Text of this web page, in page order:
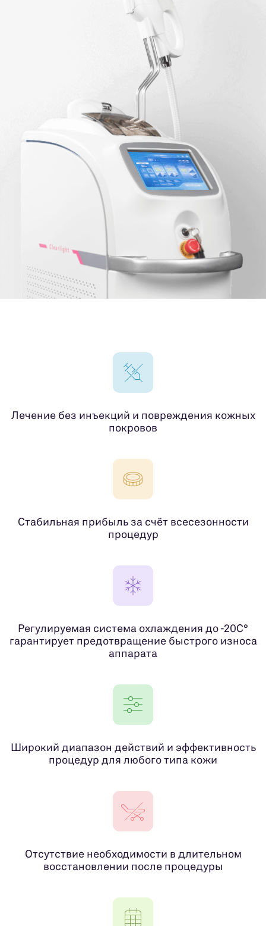
Лечение без инъекций и повреждения кожных
покровов
Стабильная прибыль за счёт всесезонности
процедур
Регулируемая система охлаждения до -20С°
гарантирует предотвращение быстрого износа
аппарата
Широкий диапазон действий и эффективность
процедур для любого типа кожи
Отсутствие необходимости в длительном
восстановлении после процедуры